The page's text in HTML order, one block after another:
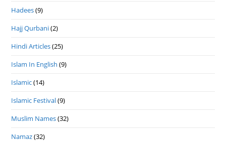
Hadees(9)
Hajj Qurbani(2)
Hindi Articles(25)
Islam In English (9)
Islamic(14)
Islamic Festival(9)
Muslim Names(32)
Namaz(32)